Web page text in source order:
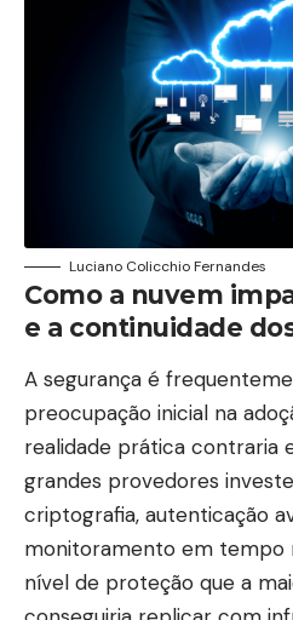
Luciano Colicchio Fernandes
Como a nuvem
e a continuidade
A segurança é
preocupação inicial na
realidade prática contraria
grandes provedores
criptografia, autenticação
monitoramento em tempo
nível de proteção que a